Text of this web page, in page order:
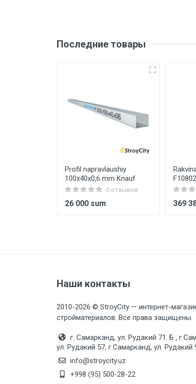
Последние товары
Profil napravlaushiy
100x40x0,6 mm Knauf
0 отзывов
26 000 sum 369
Наши контакты
2010-2026 © StroyCity — интернет-
стройматериалов. Все права защищены.
г. Самарканд, ул. Рудакий 71. Б ,
ул. Рудакий 57, г.Самарканд, ул. Рудакий
info@stroycity.uz
+998 (95) 500-28-22